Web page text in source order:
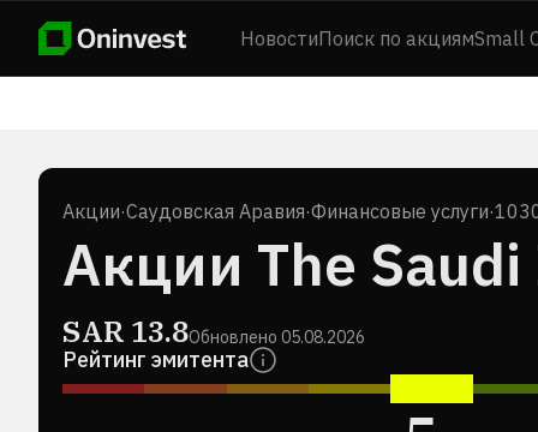
НовостиПоиск по акциямSmall
Акции·Саудовская Аравия·Финансовые услуги·
Акции The
SAR 13.8Обновлено 05.08.2026
Рейтинг эмитента